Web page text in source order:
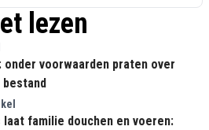
lezen
onder voorwaarden praten over
laat familie douchen en voeren: